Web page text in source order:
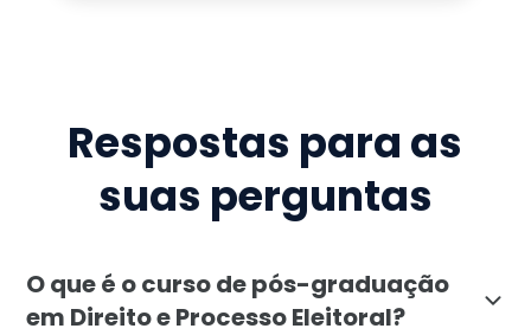
Respostas para as
suas perguntas
O que é o curso de pós-graduação
em Direito e Processo Eleitoral?